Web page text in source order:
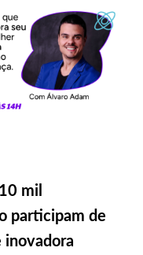
mil
participam de
inovadora